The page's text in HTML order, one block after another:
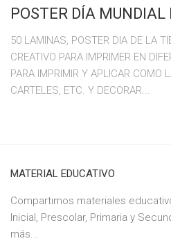
POSTER DÍA MUNDIAL
50 LAMINAS, POSTER DIA DE LA
CREATIVO PARA IMPRIMER EN
PARA IMPRIMIR Y APLICAR COMO
CARTELES, ETC. Y DECORAR...
MATERIAL EDUCATIVO
Compartimos materiales
Inicial, Prescolar, Primaria y
más...